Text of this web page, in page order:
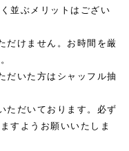
並ぶメリットはござい
だけません。お時間を厳
だいた方はシャッフル抽
ただいております。必ず
すようお願いいたしま